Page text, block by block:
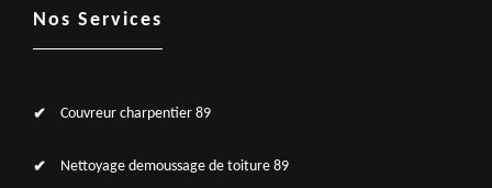
Nos Services
Couvreur charpentier 89
Nettoyage demoussage de toiture 89